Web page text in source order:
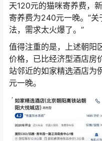
天120元的猫咪寄养费，
寄养费为240元一晚。”
法，需求太火爆了。”
值得注重的是，上述朝阳
价格，已比经济型酒店房
站邻近的如家精选酒店为
元一晚。